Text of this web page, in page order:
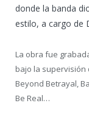
donde la banda
estilo, a cargo de
La obra fue
bajo la supervisión
Beyond Betrayal,
Be Real…